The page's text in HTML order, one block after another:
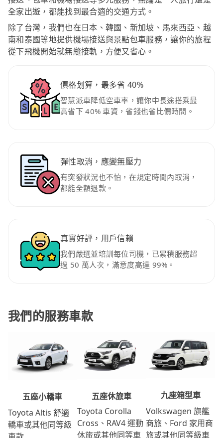
全家出遊，都能找到最合適的交通方式。
除了台灣，我們也在日本、韓國、新加坡、馬來西亞、越
南和泰國等地提供機場接送與景點包車服務，讓你的旅程
從下飛機開始就無縫接軌，方便又省心。
價格划算，最多省 40%
智慧派車降低空車率，讓你中長途搭乘最
高省下 40% 車資，省錢也省比價時間。
彈性取消，應變無壓力
有突發狀況也不怕，在規定時間內取消，
都能全額退款。
真實好評，用戶信賴
我們嚴選並培訓每位司機，已累積服務超
過 50 萬人次，滿意度高達 99%。
我們的服務車款
五座小轎車
Toyota Altis 舒適
轎車或其他同等級
五座休旅車
Toyota Corolla
Cross、RAV4 運動
休旅或其他同等車
九座箱型車
Volkswagen 旗艦
商旅、Ford 家用商
旅或其他同等級車